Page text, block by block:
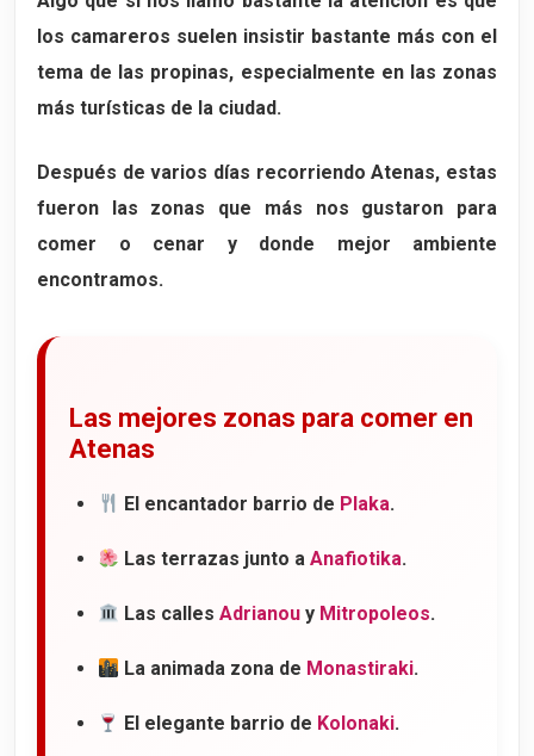
los camareros suelen insistir bastante más con el
tema de las propinas, especialmente en las zonas
más turísticas de la ciudad.
Después de varios días recorriendo Atenas, estas
fueron las zonas que más nos gustaron para
comer o cenar y donde mejor ambiente
encontramos.
Las mejores zonas para comer en
Atenas
El encantador barrio de Plaka.
Las terrazas junto aAnafiotika.
Las callesAdrianou y Mitropoleos.
La animada zona de Monastiraki.
El elegante barrio de Kolonaki.